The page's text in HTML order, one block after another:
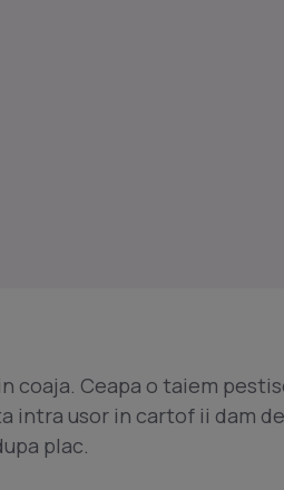
coaja. Ceapa o taiem
intra usor in cartof ii dam
plac.